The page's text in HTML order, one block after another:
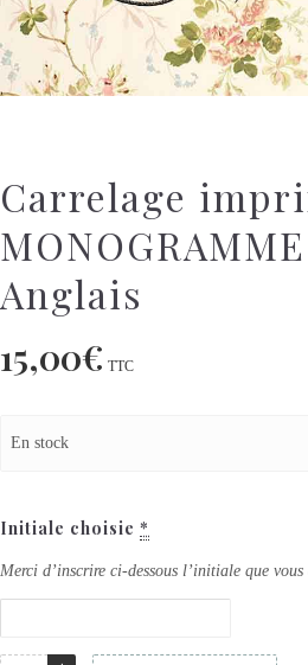
Carrelage
Anglais
15,00€ TTC
En stock
Initiale choisie *
Merci d’inscrire ci-dessous l’initiale que vous